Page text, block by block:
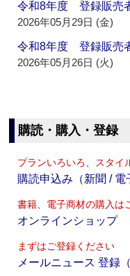
令和8年度 登録販売
2026年05月29日 (金)
令和8年度 登録販売
2026年05月26日 (火)
購読・購入・登録
プランいろいろ、スタイ
購読申込み（新聞 / 電
書籍、電子商材の購入は
オンラインショップ
まずはご登録ください
メールニュース 登録